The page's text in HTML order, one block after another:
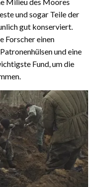
und sogar Teile der
gut konserviert.
Forscher einen
und eine
Fund, um die